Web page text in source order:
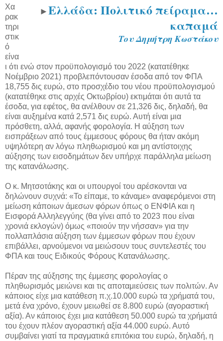
►Ελλάδα: Πολιτικό πείραμα…
καπαμά
Του Δημήτρη Κωστάκου
Χα
ρακ
τηρι
στικ
ό
είνα
ι ότι ενώ στον προϋπολογισμό του 2022 (κατατέθηκε
Νοέμβριο 2021) προβλεπόντουσαν έσοδα από τον ΦΠΑ
18,755 δις ευρώ, στο προσχέδιο του νέου προϋπολογισμού
(κατατέθηκε στις αρχές Οκτωβρίου) εκτιμάται ότι αυτά τα
έσοδα, για εφέτος, θα ανέλθουν σε 21,326 δις, δηλαδή, θα
είναι αυξημένα κατά 2,571 δις ευρώ. Αυτή είναι μια
πρόσθετη, αλλά, αφανής φορολογία. Η αύξηση των
εισπράξεων από τους έμμεσους φόρους θα ήταν ακόμη
υψηλότερη αν λόγω πληθωρισμού και μη αντίστοιχης
αύξησης των εισοδημάτων δεν υπήρχε παράλληλα μείωση
της κατανάλωσης.
Ο κ. Μητσοτάκης και οι υπουργοί του αρέσκονται να
δηλώνουν συχνά: «Το είπαμε, το κάναμε» αναφερόμενοι στη
μείωση κάποιων άμεσων φόρων όπως ο ΕΝΦΙΑ και η
Εισφορά Αλληλεγγύης (θα γίνει από το 2023 που είναι
χρονιά εκλογών) όμως «ποιούν την νήσσαν» για την
πολλαπλάσια αύξηση των έμμεσων φόρων που έχουν
επιβάλλει, αρνούμενοι να μειώσουν τους συντελεστές του
ΦΠΑ και τους Ειδικούς Φόρους Κατανάλωσης.
Πέραν της αύξησης της έμμεσης φορολογίας ο
πληθωρισμός μειώνει και τις αποταμιεύσεις των πολιτών. Αν
κάποιος είχε μια κατάθεση π.χ.10.000 ευρώ τα χρήματά του,
μετά ένα χρόνο, έχουν μειωθεί σε 8.800 ευρώ (αγοραστική
αξία). Αν κάποιος έχει μια κατάθεση 50.000 ευρώ τα χρήματά
του έχουν πλέον αγοραστική αξία 44.000 ευρώ. Αυτό
συμβαίνει γιατί τα πραγματικά επιτόκια του ευρώ, δηλαδή, η